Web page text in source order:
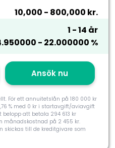
10,000 - 800,000 kr.
1 - 14 år
- 22.000000 %
Ansök nu
För ett annuitetslån på 180 000 kr
% med 0 kr i startavgift/aviavgift
belopp att betala 294 613 kr
månadskostnad på 2 455 kr.
skickas till de kreditgivare som